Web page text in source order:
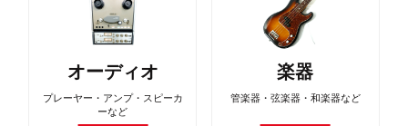
オーディオ
プレーヤー・アンプ・スピーカ
ーなど
楽器
管楽器・弦楽器・和楽器など